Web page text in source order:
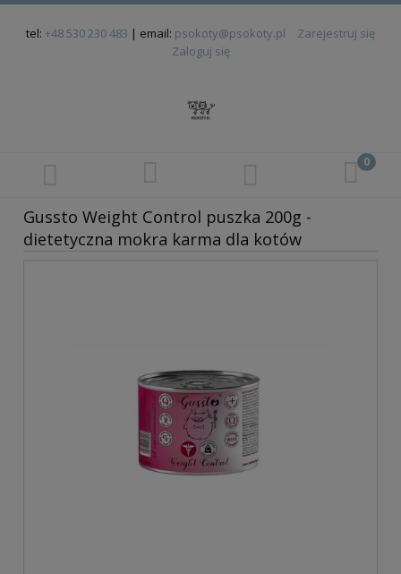
tel: +48 530 230 483 | email: psokoty@psokoty.pl
Zarejestruj się
Zaloguj się
Gussto Weight Control puszka 200g -
dietetyczna mokra karma dla kotów